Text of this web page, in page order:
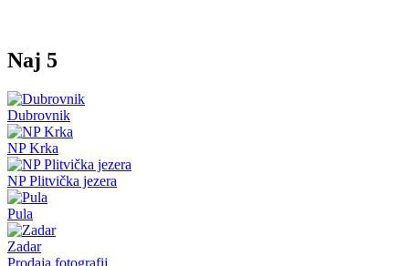
Naj 5
Dubrovnik
NP Krka
NP Plitvička jezera
Pula
Zadar